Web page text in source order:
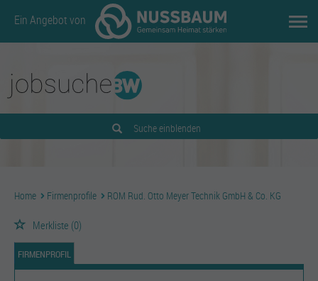
Ein Angebot von
Suche einblenden
Home Firmenprofile ROM Rud. Otto Meyer Technik GmbH & Co. KG
Merkliste (0)
FIRMENPROFIL